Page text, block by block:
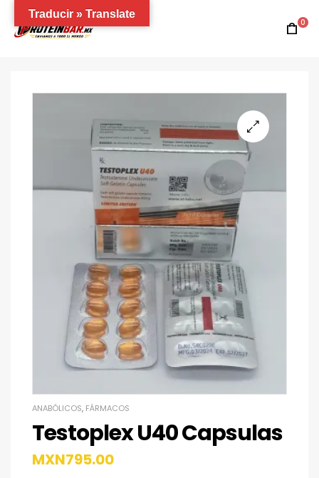
0
ANABÓLICOS, FÁRMACOS
Testoplex U40 Capsulas
MXN795.00
Traducir » Translate